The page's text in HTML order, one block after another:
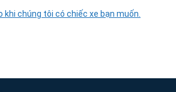
khi chúng tôi có chiếc xe bạn muốn.